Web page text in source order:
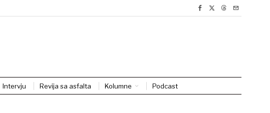
Intervju Revija sa asfalta Kolumne Podcast